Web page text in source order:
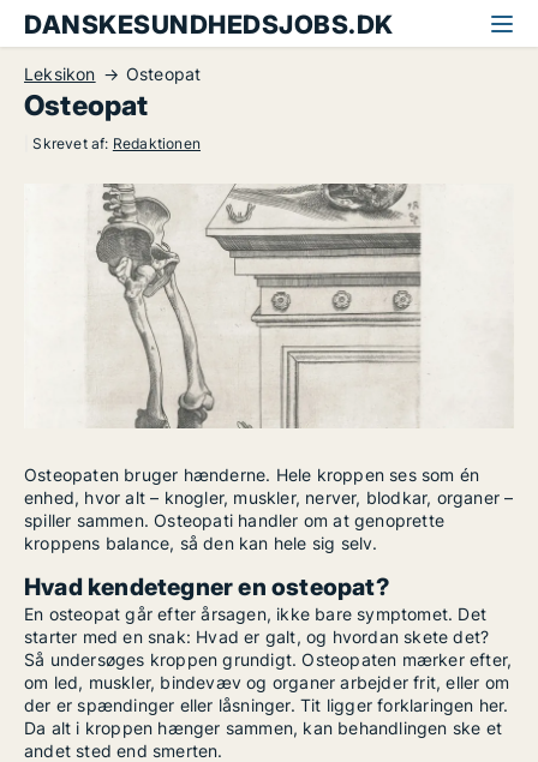
DANSKESUNDHEDSJOBS.DK
Leksikon Osteopat
Osteopat
Skrevet af: Redaktionen
Osteopaten bruger hænderne. Hele kroppen ses som én
enhed, hvor alt – knogler, muskler, nerver, blodkar, organer –
spiller sammen. Osteopati handler om at genoprette
kroppens balance, så den kan hele sig selv.
Hvad kendetegner en osteopat?
En osteopat går efter årsagen, ikke bare symptomet. Det
starter med en snak: Hvad er galt, og hvordan skete det?
Så undersøges kroppen grundigt. Osteopaten mærker efter,
om led, muskler, bindevæv og organer arbejder frit, eller om
der er spændinger eller låsninger. Tit ligger forklaringen her.
Da alt i kroppen hænger sammen, kan behandlingen ske et
andet sted end smerten.